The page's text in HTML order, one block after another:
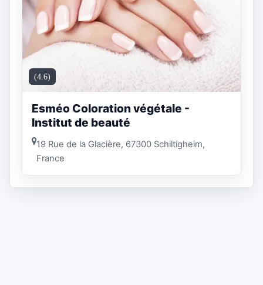
(4.6)
Esméo Coloration végétale -
Institut de beauté
19 Rue de la Glacière, 67300 Schiltigheim,
France